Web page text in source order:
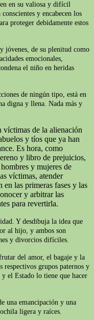
en su valiosa y difícil
y encabecen los
proteger debidamente estos
jóvenes, de su plenitud como
emocionales,
el niño en heridas
de ningún tipo, está en
digna y llena. Nada más y
víctimas de la alienación
y tíos que ya han
Es hora, como
y libro de prejuicios,
y mujeres de
víctimas, atender
en las primeras fases y las
y arbitrar las
para revertirla.
Y desdibuja la idea que
al hijo, y ambos son
y divorcios difíciles.
del amor, el bagaje y la
respectivos grupos paternos y
el Estado lo tiene que hacer
una emancipación y una
ligera y raíces.